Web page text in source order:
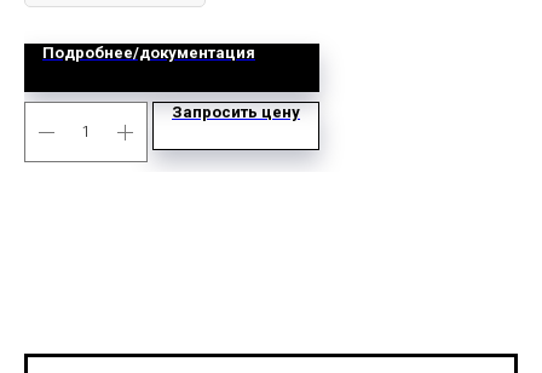
Подробнее/документация
Запросить цену